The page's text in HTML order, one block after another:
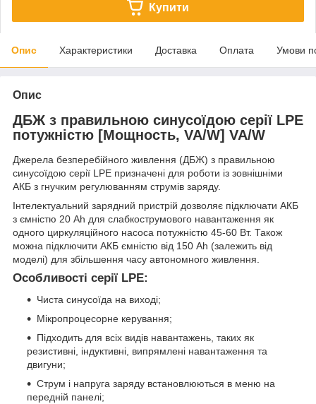
Купити
Опис Характеристики Доставка Оплата Умови
Опис
ДБЖ з правильною синусоїдою серії LPE
потужністю [Мощность, VA/W] VA/W
Джерела безперебійного живлення (ДБЖ) з правильною
синусоїдою серії LPE призначені для роботи із зовнішніми
АКБ з гнучким регулюванням струмів заряду.
Інтелектуальний зарядний пристрій дозволяє підключати АКБ
з ємністю 20 Ah для слабкострумового навантаження як
одного циркуляційного насоса потужністю 45-60 Вт. Також
можна підключити АКБ ємністю від 150 Ah (залежить від
моделі) для збільшення часу автономного живлення.
Особливості серії LPE:
Чиста синусоїда на виході;
Мікропроцесорне керування;
Підходить для всіх видів навантажень, таких як
резистивні, індуктивні, випрямлені навантаження та
двигуни;
Струм і напруга заряду встановлюються в меню на
передній панелі;